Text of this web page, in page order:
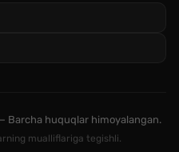
Barcha huquqlar himoyalangan.
mualliflariga tegishli.